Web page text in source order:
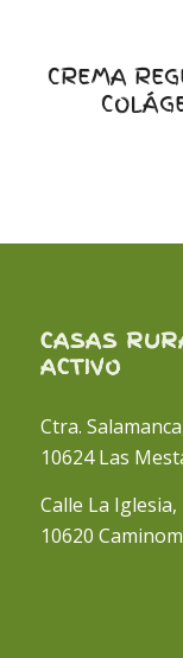
CREMA
CASAS
ACTIVO
Ctra.
10624 Las
Calle La Iglesia,
10620